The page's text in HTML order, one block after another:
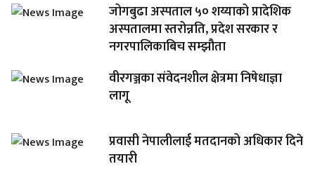
जोगबुढा अस्पताल ५० शय्याको प्रादेशिक
अस्पतालमा स्तरोन्नति, प्रदेश सरकार र
नगरपालिकाबिच सम्झौता
वीरगञ्जका संवेदनशील क्षेत्रमा निषेधाज्ञा
लागू
प्रवासी नेपालीलाई मतदानको अधिकार दिने
तयारी